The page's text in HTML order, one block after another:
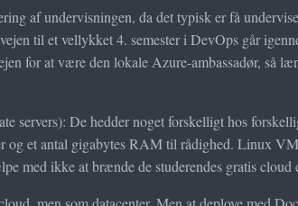
af undervisningen, da det typisk er få
til et vellykket 4. semester i DevOps går
for at være den lokale Azure-ambassadør, så
servers): De hedder noget forskelligt hos
et antal gigabytes RAM til rådighed. Linux
med ikke at brænde de studerendes gratis cloud